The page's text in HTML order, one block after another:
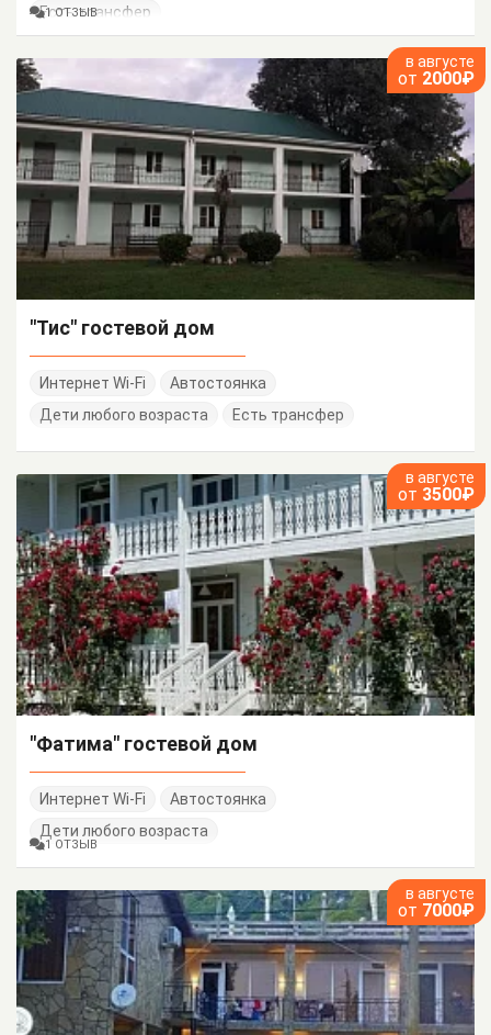
Есть трансфер
1 ОТЗЫВ
в августе
от 2000₽
"Тис" гостевой дом
Интернет Wi-Fi
Автостоянка
Дети любого возраста
Есть трансфер
в августе
от 3500₽
"Фатима" гостевой дом
Интернет Wi-Fi
Автостоянка
Дети любого возраста
1 ОТЗЫВ
в августе
от 7000₽